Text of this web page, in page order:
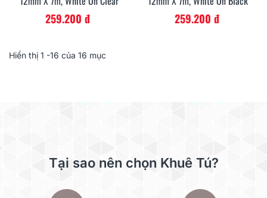
259.200 đ 259.200 đ
Hiển thị 1 -16 của 16 mục
Tại sao nên chọn Khuê Tú?